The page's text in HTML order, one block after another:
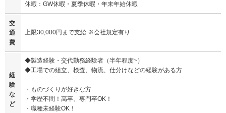
休暇：GW休暇・夏季休暇・年末年始休暇
交
通
費
上限30,000円まで支給 ※会社規定有り
経
験
な
ど
◆製造経験・交代勤務経験者（半年程度~）
◆工場での組立、検査、物流、仕分けなどの経験がある方
・ものづくりが好きな方
・学歴不問！高卒、専門卒OK！
・職種未経験OK！